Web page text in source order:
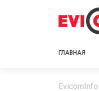
ГЛАВНАЯ
EvicomInfo